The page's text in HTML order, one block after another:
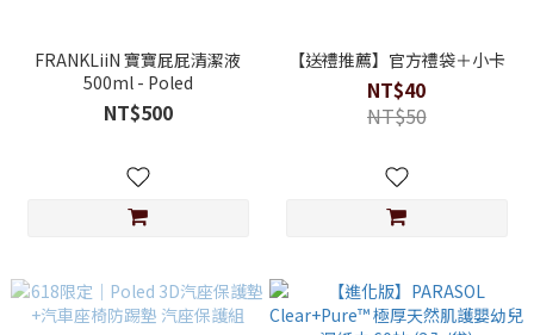
FRANKLiiN 寶寶屁屁清潔液
500ml - Poled
NT$500
【送禮推薦】官方禮袋＋小卡
NT$40
NT$50